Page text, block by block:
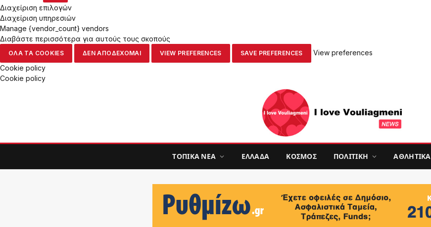
Διαχείριση επιλογών
Διαχείριση υπηρεσιών
Manage {vendor_count} vendors
Διαβάστε περισσότερα για αυτούς τους σκοπούς
ΟΛΑ ΤΑ COOKIES ΔΕΝ ΑΠΟΔΕΧΟΜΑΙ VIEW PREFERENCES SAVE PREFERENCES
View preferences
Cookie policy
Cookie policy
ΤΟΠΙΚΑ ΝΕΑ ΕΛΛΑΔΑ ΚΟΣΜΟΣ ΠΟΛΙΤΙΚΗ ΑΘΛΗΤΙΚΑ